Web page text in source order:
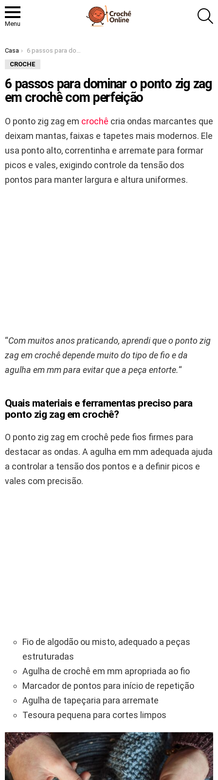
Menu
Você está aqui:
Casa
6 passos para dominar o ponto zig zag em crochê com perfeição
CROCHE
6 passos para dominar o ponto zig zag
em crochê com perfeição
O ponto zig zag em crochê cria ondas marcantes que
deixam mantas, faixas e tapetes mais modernos. Ele
usa ponto alto, correntinha e arremate para formar
picos e vales, exigindo controle da tensão dos
pontos para manter largura e altura uniformes.
“Com muitos anos praticando, aprendi que o ponto zig
zag em crochê depende muito do tipo de fio e da
agulha em mm para evitar que a peça entorte.“
Quais materiais e ferramentas preciso para
ponto zig zag em crochê?
O ponto zig zag em crochê pede fios firmes para
destacar as ondas. A agulha em mm adequada ajuda
a controlar a tensão dos pontos e a definir picos e
vales com precisão.
Fio de algodão ou misto, adequado a peças
estruturadas
Agulha de crochê em mm apropriada ao fio
Marcador de pontos para início de repetição
Agulha de tapeçaria para arremate
Tesoura pequena para cortes limpos